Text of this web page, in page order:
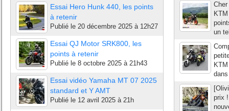
Essai Hero Hunk 440, les points
à retenir
Publié le 20 décembre 2025 à 12h27
Essai QJ Motor SRK800, les
points à retenir
Publié le 8 octobre 2025 à 21h43
Essai vidéo Yamaha MT 07 2025
standard et Y AMT
Publié le 12 avril 2025 à 21h
un
prix